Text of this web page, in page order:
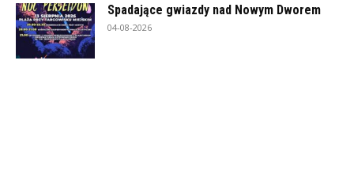
Spadające gwiazdy nad Nowym Dworem
04-08-2026